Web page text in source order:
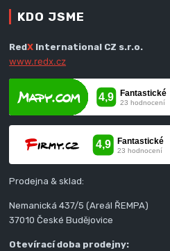
KDO JSME
RedX International CZ s.r.o.
www.redx.cz
Prodejna & sklad:
Nemanická 437/5 (Areál ŘEMPA)
37010 České Budějovice
Otevírací doba prodejny: